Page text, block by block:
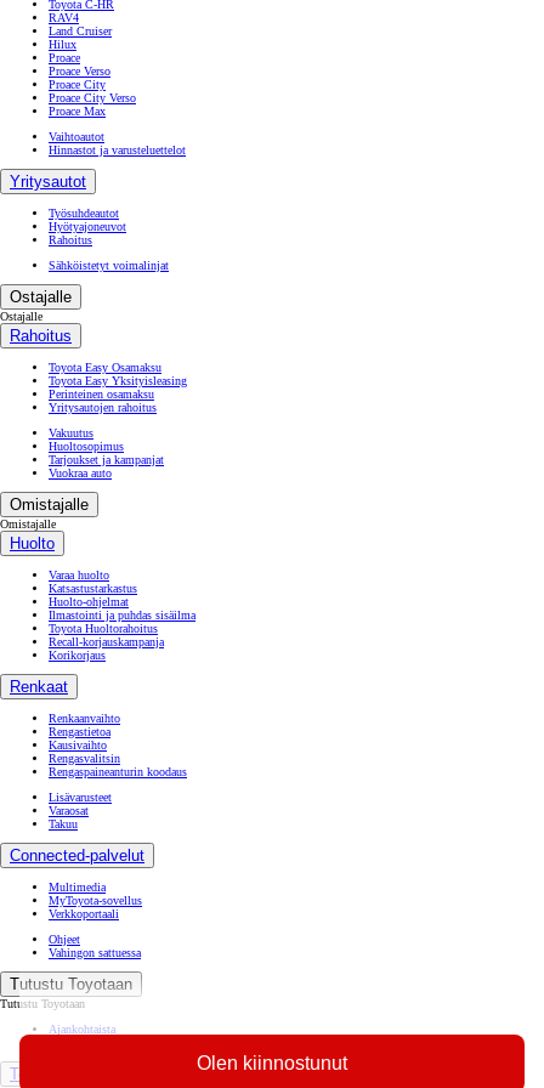
Olen kiinnostunut
Toyota C-HR
RAV4
Land Cruiser
Hilux
Proace
Proace Verso
Proace City
Proace City Verso
Proace Max
Vaihtoautot
Hinnastot ja varusteluettelot
Yritysautot
Työsuhdeautot
Hyötyajoneuvot
Rahoitus
Sähköistetyt voimalinjat
Ostajalle
Ostajalle
Rahoitus
Toyota Easy Osamaksu
Toyota Easy Yksityisleasing
Perinteinen osamaksu
Yritysautojen rahoitus
Vakuutus
Huoltosopimus
Tarjoukset ja kampanjat
Vuokraa auto
Omistajalle
Omistajalle
Huolto
Varaa huolto
Katsastustarkastus
Huolto-ohjelmat
Ilmastointi ja puhdas sisäilma
Toyota Huoltorahoitus
Recall-korjauskampanja
Korikorjaus
Renkaat
Renkaanvaihto
Rengastietoa
Kausivaihto
Rengasvalitsin
Rengaspaineanturin koodaus
Lisävarusteet
Varaosat
Takuu
Connected-palvelut
Multimedia
MyToyota-sovellus
Verkkoportaali
Ohjeet
Vahingon sattuessa
Tutustu Toyotaan
Tutustu Toyotaan
Ajankohtaista
Toyota Suomessa